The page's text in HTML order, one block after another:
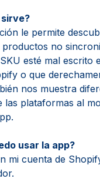
sirve?
le permite
no
esté mal escrito
o que
nos muestra
las plataformas al
usar la app?
mi cuenta de